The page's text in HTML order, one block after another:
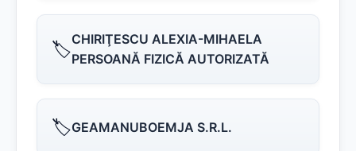
🏷️CHIRIŢESCU ALEXIA-MIHAELA
PERSOANĂ FIZICĂ AUTORIZATĂ
🏷️GEAMANUBOEMJA S.R.L.